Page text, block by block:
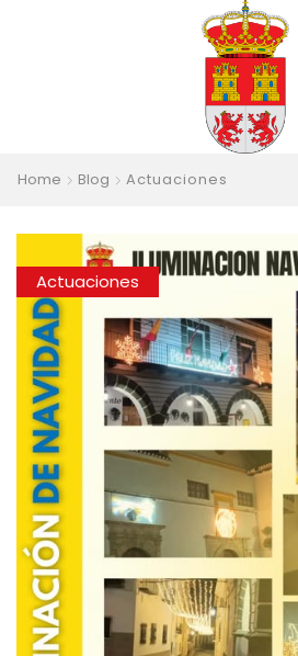
Home Blog Actuaciones
Actuaciones